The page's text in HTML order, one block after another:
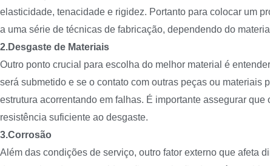
elasticidade, tenacidade e rigidez. Portanto para colocar um
a uma série de técnicas de fabricação, dependendo do
2.Desgaste de Materiais
Outro ponto crucial para escolha do melhor material é
será submetido e se o contato com outras peças ou materiais
estrutura acorrentando em falhas. É importante assegurar
resistência suficiente ao desgaste.
3.Corrosão
Além das condições de serviço, outro fator externo que afeta